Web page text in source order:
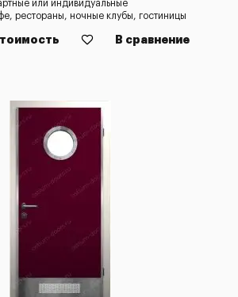
или индивидуальные
рестораны, ночные клубы, гостиницы
В сравнение